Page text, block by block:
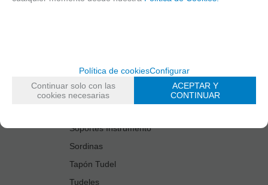
Estuches Guardacañas
Limpiadores
Protectores Boquilla
Soportes Instrumento
Sordinas
Tapón Tudel
Tudeles
Política de cookiesConfigurar
Continuar solo con las
cookies necesarias
ACEPTAR Y
CONTINUAR